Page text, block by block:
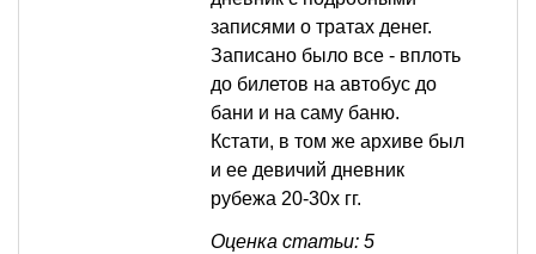
записями о тратах денег.
Записано было все - вплоть
до билетов на автобус до
бани и на саму баню.
Кстати, в том же архиве был
и ее девичий дневник
рубежа 20-30х гг.
Оценка статьи: 5